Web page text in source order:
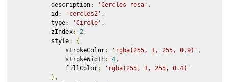
            description
: 'Cercles rosa' ,
            id
: 'cercles2' ,
            type
: 'Circle' ,
            zIndex
: 2 ,
            style
:
{
                strokeColor
: 'rgba(255, 1, 255, 0.9)' ,
                strokeWidth
: 4 ,
                fillColor
:
'rgba(255, 1, 255, 0.4)'
},